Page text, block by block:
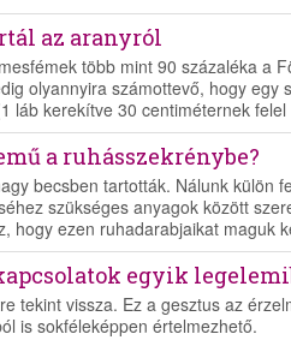
az aranyról
több mint 90 százaléka a
olyannyira számottevő, hogy
láb kerekítve 30 centiméternek felel
a ruhásszekrénybe?
becsben tartották. Nálunk külön
szükséges anyagok között
hogy ezen ruhadarabjaikat maguk
egyik
tekint vissza. Ez a gesztus az
is sokféleképpen értelmezhető.